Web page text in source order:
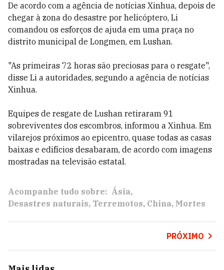
De acordo com a agência de notícias Xinhua, depois de
chegar à zona do desastre por helicóptero, Li
comandou os esforços de ajuda em uma praça no
distrito municipal de Longmen, em Lushan.
"As primeiras 72 horas são preciosas para o resgate",
disse Li a autoridades, segundo a agência de notícias
Xinhua.
Equipes de resgate de Lushan retiraram 91
sobreviventes dos escombros, informou a Xinhua. Em
vilarejos próximos ao epicentro, quase todas as casas
baixas e edifícios desabaram, de acordo com imagens
mostradas na televisão estatal.
Acompanhe tudo sobre: Ásia
Desastres naturais Terremotos China Mortes
PRÓXIMO